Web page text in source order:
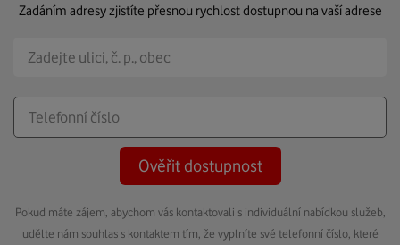
Zadáním adresy zjistíte přesnou rychlost dostupnou na vaší adrese
Ověřit dostupnost
Pokud máte zájem, abychom vás kontaktovali s individuální nabídkou služeb,
udělte nám souhlas s kontaktem tím, že vyplníte své telefonní číslo, které